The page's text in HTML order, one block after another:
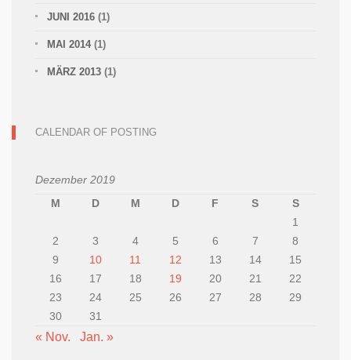
JUNI 2016 (1)
MAI 2014 (1)
MÄRZ 2013 (1)
CALENDAR OF POSTING
Dezember 2019
M
D M D F S
S
1
2
3 4 5 6 7
8
9
10 11 12 13 14
15
16
17 18 19 20 21
22
23
24 25 26 27 28
29
30
31
« Nov. Jan. »